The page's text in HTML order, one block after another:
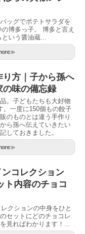
ッグでポテトサラダを
博多っ子。 博多と言え
いう醤油蔵...
方｜子から孫へ
の味の備忘録
。子どもたちも大好物
。一度に150個もの餃子
のものとは違う手作り
ら孫へ伝えていきたい
しておきました。
コレクション
ト内容のチョコ
クションの中身をひと
セットにどのチョコレ
見ればわかります！...